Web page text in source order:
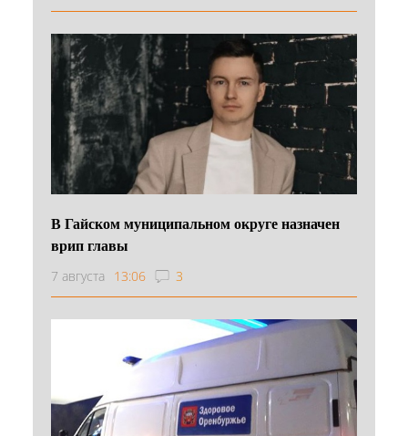
В Гайском муниципальном округе назначен
врип главы
7 августа 13:06 3